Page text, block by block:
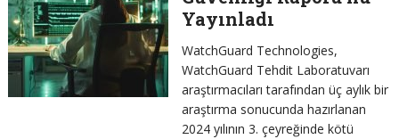
Yayınladı
WatchGuard Technologies,
WatchGuard Tehdit Laboratuvarı
araştırmacıları tarafından üç aylık bir
araştırma sonucunda hazırlanan
2024 yılının 3. çeyreğinde kötü